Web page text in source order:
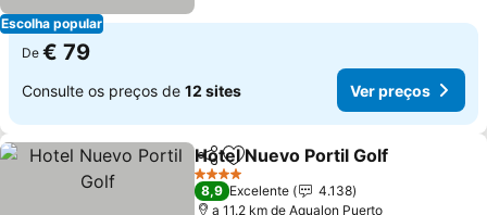
Escolha popular
De € 79
Consulte os preços de 12 sites Ver preços
PartilharAdicionar aos favoritos
Hotel Nuevo Portil Golf
4 Estrelas
8,9 Excelente
4.138
a 11.2 km de Aqualon Puerto